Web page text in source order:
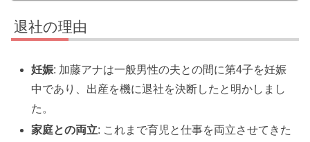
退社の理由
妊娠: 加藤アナは一般男性の夫との間に第4子を妊娠
中であり、出産を機に退社を決断したと明かしまし
た。
家庭との両立: これまで育児と仕事を両立させてきた